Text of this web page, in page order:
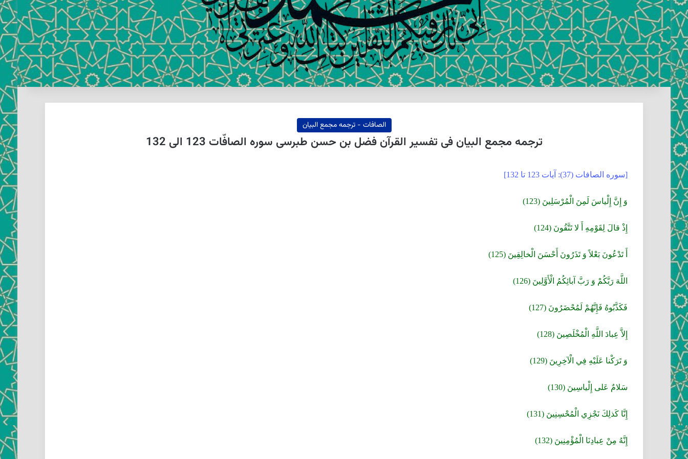
الصافات - ترجمه مجمع البیان
ترجمه مجمع البیان فی تفسیر القرآن فضل بن حسن طبرسی سوره الصافّات‏ 123 الی 132
[سوره الصافات (37): آيات 123 تا 132]
وَ إِنَّ إِلْياسَ لَمِنَ الْمُرْسَلِينَ (123)
إِذْ قالَ لِقَوْمِهِ أَ لا تَتَّقُونَ (124)
أَ تَدْعُونَ بَعْلاً وَ تَذَرُونَ أَحْسَنَ الْخالِقِينَ (125)
اللَّهَ رَبَّكُمْ وَ رَبَّ آبائِكُمُ الْأَوَّلِينَ (126)
فَكَذَّبُوهُ فَإِنَّهُمْ لَمُحْضَرُونَ (127)
إِلاَّ عِبادَ اللَّهِ الْمُخْلَصِينَ (128)
وَ تَرَكْنا عَلَيْهِ فِي الْآخِرِينَ (129)
سَلامٌ عَلى‏ إِلْ‏ياسِينَ (130)
إِنَّا كَذلِكَ نَجْزِي الْمُحْسِنِينَ (131)
إِنَّهُ مِنْ عِبادِنَا الْمُؤْمِنِينَ (132)